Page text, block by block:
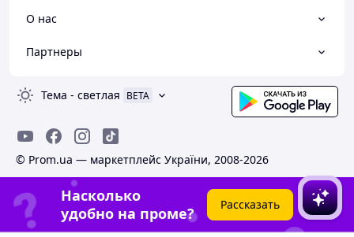
О нас
Партнеры
Тема - светлая BETA
© Prom.ua — маркетплейс України, 2008-2026
Насколько
удобно на проме?
Рассказать